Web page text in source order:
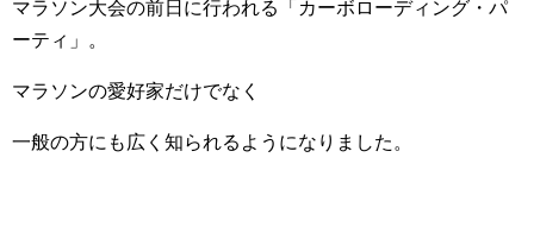
マラソン大会の前日に行われる「カーボローディング・パ
ーティ」。
マラソンの愛好家だけでなく
一般の方にも広く知られるようになりました。